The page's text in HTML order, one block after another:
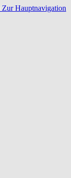
Zur Hauptnavigation